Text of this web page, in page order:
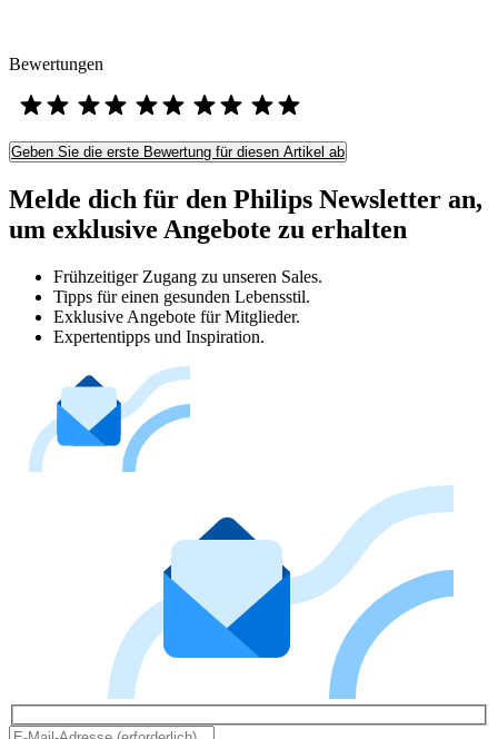
Bewertungen
Geben Sie die erste Bewertung für diesen Artikel ab
Melde dich für den Philips Newsletter an,
um exklusive Angebote zu erhalten
Frühzeitiger Zugang zu unseren Sales.
Tipps für einen gesunden Lebensstil.
Exklusive Angebote für Mitglieder.
Expertentipps und Inspiration.